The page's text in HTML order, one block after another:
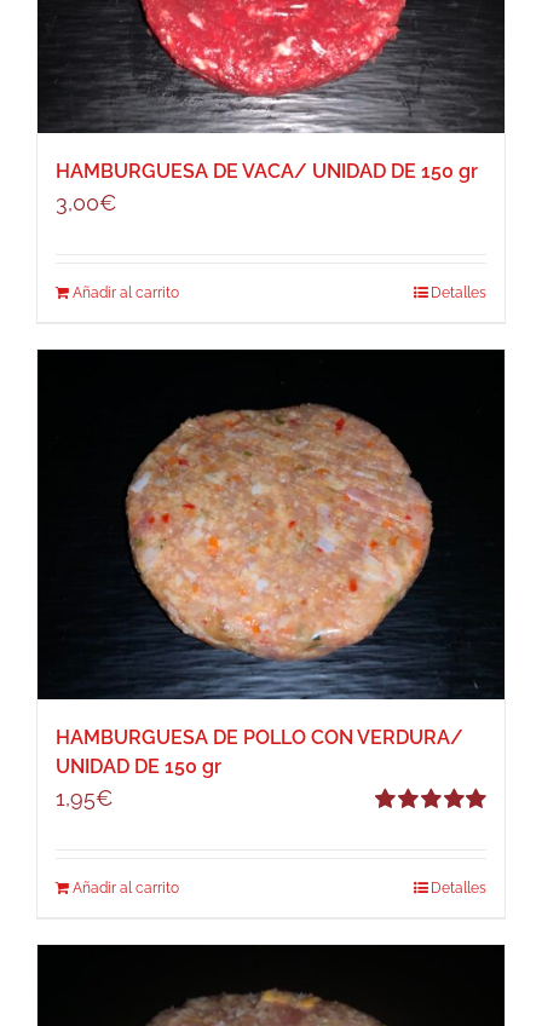
HAMBURGUESA DE VACA/ UNIDAD DE 150 gr
3,00€
Añadir al carrito Detalles
HAMBURGUESA DE POLLO CON VERDURA/
UNIDAD DE 150 gr
1,95€
Añadir al carrito Detalles